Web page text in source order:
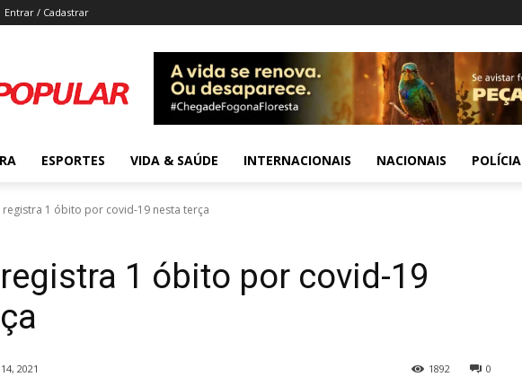
Entrar / Cadastrar
ESPORTES VIDA & SAÚDE INTERNACIONAIS NACIONAIS POLÍCIA
registra 1 óbito por covid-19 nesta terça
1 óbito por covid-19
2021 0
1892